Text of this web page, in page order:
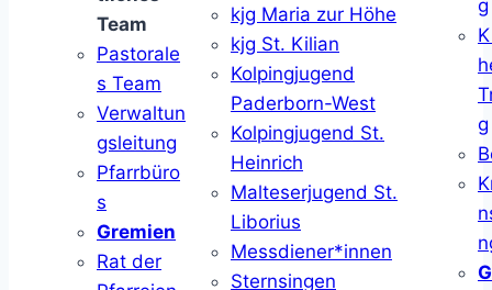
Team
Pastorale
s Team
Verwaltun
gsleitung
Pfarrbüro
s
Gremien
Rat der
kjg Maria zur Höhe
kjg St. Kilian
Kolpingjugend
Paderborn-West
Kolpingjugend St.
Heinrich
Malteserjugend St.
Liborius
Messdiener*innen
Sternsingen
g
g